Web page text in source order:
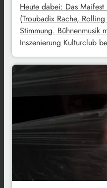
Heute dabei: Das
(Troubadix Rache,
Stimmung. Bühnenmusik
Inszenierung Kulturclub